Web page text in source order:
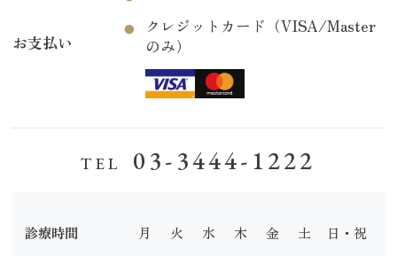
お支払い
クレジットカード（VISA/Master
のみ）
03-3444-1222
診療時間 月 火 水 木 金 土 日・祝